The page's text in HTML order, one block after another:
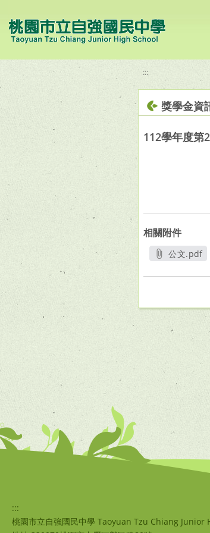
:::
獎學金資
112學年度第
相關附件
公文.pdf
:::
桃園市立自強國民中學 Taoyuan Tzu Chiang Junior